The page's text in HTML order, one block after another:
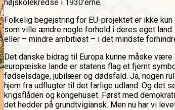
højskolekredse i 1930’erne.
Folkelig begejstring for EU-projektet er ikke
som ville ændre nogle forhold i deres eget
eller – mindre ambitiøst – i det mindste
Det danske bidrag til Europa kunne måske
europæiske lande er statens flag et fjernt
fødselsdage, jubilæer og dødsfald. Ja, nogen
hjem fra udflugter til det farlige udland. Og det
krigsflåden og kongehuset. Først med
det hedder på grundtvigiansk. Men nu har vi